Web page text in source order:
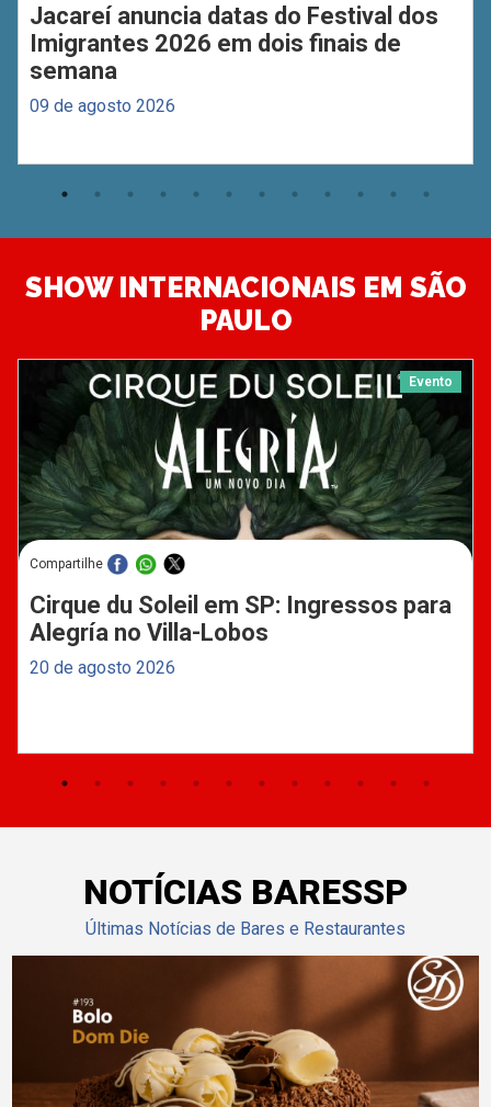
Jacareí anuncia datas do Festival dos
Imigrantes 2026 em dois finais de
semana
09 de agosto 2026
SHOW INTERNACIONAIS EM SÃO
PAULO
Evento
Compartilhe
Cirque du Soleil em SP: Ingressos para
Alegría no Villa-Lobos
20 de agosto 2026
NOTÍCIAS BARESSP
Últimas Notícias de Bares e Restaurantes